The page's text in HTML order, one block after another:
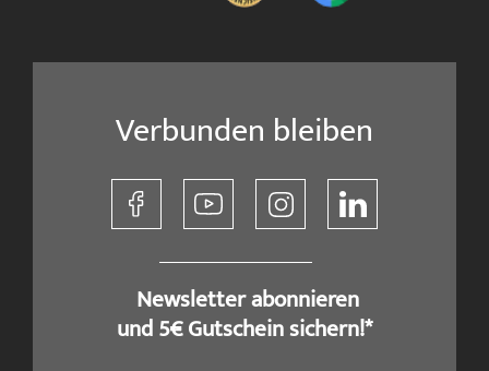
Verbunden bleiben
​ Newsletter abonnieren
und 5€ Gutschein sichern!*